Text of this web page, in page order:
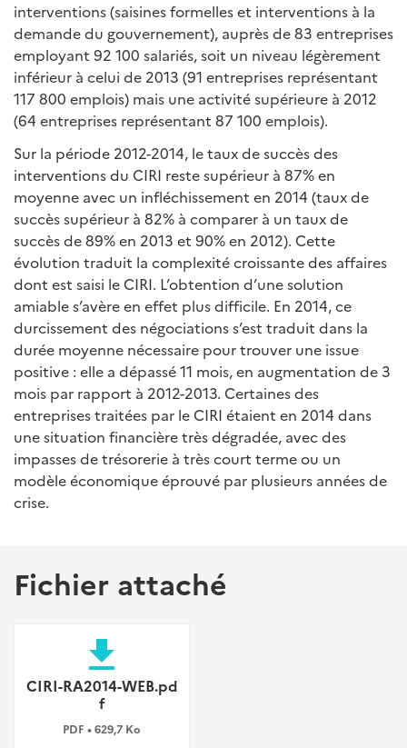
interventions (saisines formelles et interventions à la
demande du gouvernement), auprès de 83 entreprises
employant 92 100 salariés, soit un niveau légèrement
inférieur à celui de 2013 (91 entreprises représentant
117 800 emplois) mais une activité supérieure à 2012
(64 entreprises représentant 87 100 emplois).
Sur la période 2012-2014, le taux de succès des
interventions du CIRI reste supérieur à 87% en
moyenne avec un infléchissement en 2014 (taux de
succès supérieur à 82% à comparer à un taux de
succès de 89% en 2013 et 90% en 2012). Cette
évolution traduit la complexité croissante des affaires
dont est saisi le CIRI. L’obtention d’une solution
amiable s’avère en effet plus difficile. En 2014, ce
durcissement des négociations s’est traduit dans la
durée moyenne nécessaire pour trouver une issue
positive : elle a dépassé 11 mois, en augmentation de 3
mois par rapport à 2012-2013. Certaines des
entreprises traitées par le CIRI étaient en 2014 dans
une situation financière très dégradée, avec des
impasses de trésorerie à très court terme ou un
modèle économique éprouvé par plusieurs années de
crise.
Fichier attaché
file_download
CIRI-RA2014-WEB.pd
f
PDF • 629,7 Ko